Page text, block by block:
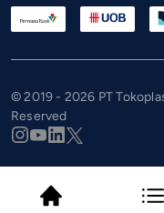
© 2019 - 2026 PT
Reserved